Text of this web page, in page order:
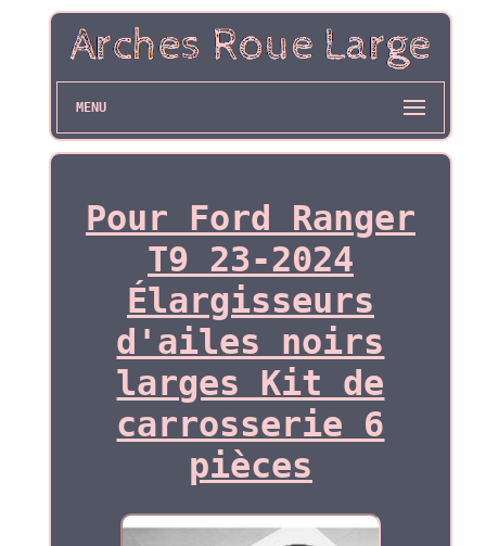
MENU
Pour Ford Ranger
T9 23-2024
Élargisseurs
d'ailes noirs
larges Kit de
carrosserie 6
pièces